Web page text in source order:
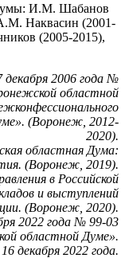
И.М. Шабанов
Наквасин (2001-
(2005-2015),
2006 года №
областной
(Воронеж, 2012-
2020).
областная Дума:
(Воронеж, 2019).
в Российской
и выступлений
(Воронеж, 2020).
2022 года № 99-03
областной Думе».
декабря 2022 года.